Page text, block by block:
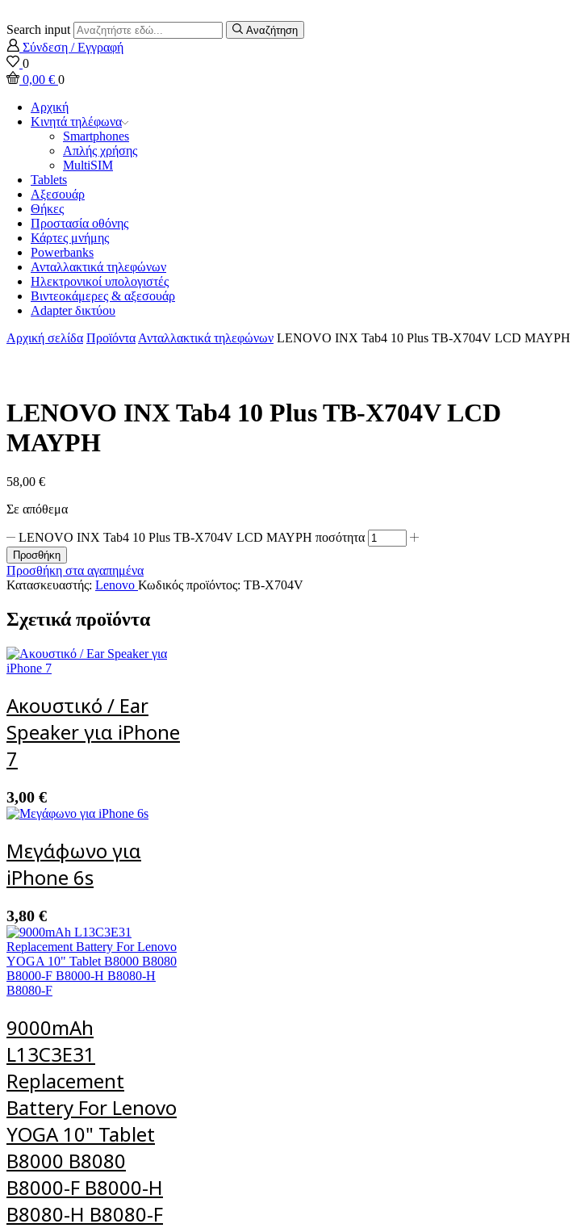
Search input Αναζήτηση
Σύνδεση / Εγγραφή
0
0,00 € 0
Αρχική
Κινητά τηλέφωνα
Smartphones
Απλής χρήσης
MultiSIM
Tablets
Αξεσουάρ
Θήκες
Προστασία οθόνης
Κάρτες μνήμης
Powerbanks
Ανταλλακτικά τηλεφώνων
Ηλεκτρονικοί υπολογιστές
Βιντεοκάμερες & αξεσουάρ
Adapter δικτύου
Αρχική σελίδα Προϊόντα Ανταλλακτικά τηλεφώνων LENOVO INX Tab4 10 Plus TB-X704V LCD ΜΑΥΡΗ
LENOVO INX Tab4 10 Plus TB-X704V LCD
ΜΑΥΡΗ
58,00 €
Σε απόθεμα
LENOVO INX Tab4 10 Plus TB-X704V LCD ΜΑΥΡΗ ποσότητα
Προσθήκη
Προσθήκη στα αγαπημένα
Κατασκευαστής: Lenovo Κωδικός προϊόντος: TB-X704V
Σχετικά προϊόντα
Ακουστικό / Ear
Speaker για iPhone
7
3,00 €
Μεγάφωνο για
iPhone 6s
3,80 €
9000mAh
L13C3E31
Replacement
Battery For Lenovo
YOGA 10" Tablet
B8000 B8080
B8000-F B8000-H
B8080-H B8080-F